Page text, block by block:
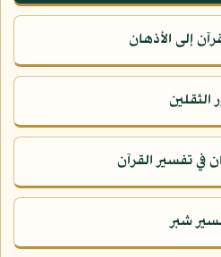
إلى الأذهان
الثقلين
في تفسير القرآن
شبر